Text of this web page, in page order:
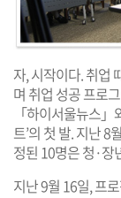
자, 시작이다. 취업
며 취업 성공 프로
「하이서울뉴스
트’의 첫 발. 지난
정된 10명은 청·장
지난 9월 16일, 프